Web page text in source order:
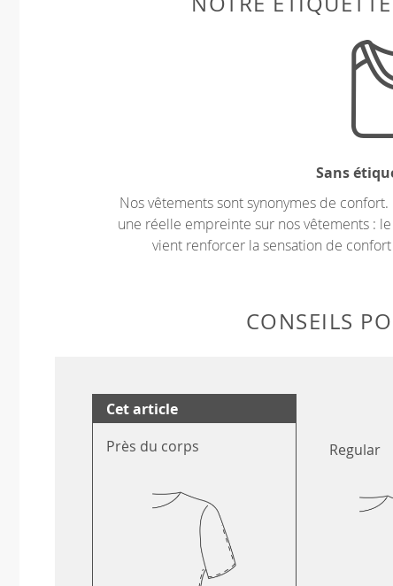
Sans
Nos vêtements sont synonymes de
une réelle empreinte sur nos vêtements :
vient renforcer la sensation de
CONSEILS
Cet article
Près du corps
Regular